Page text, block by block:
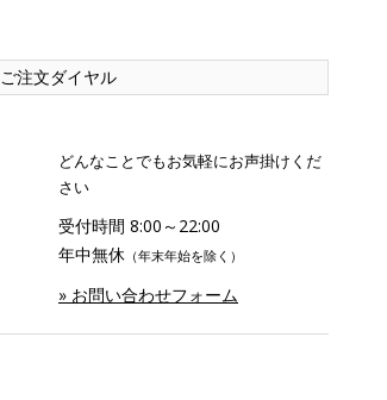
ご注文ダイヤル
どんなことでもお気軽にお声掛けくだ
さい
受付時間 8:00～22:00
年中無休 （年末年始を除く）
» お問い合わせフォーム